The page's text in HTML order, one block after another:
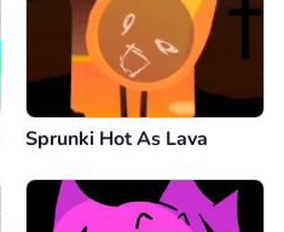
Sprunki Hot As Lava